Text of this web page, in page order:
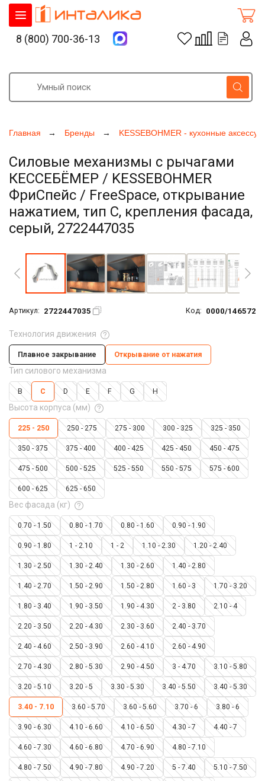
Главная Бренды KESSEBOHMER - кухонные
Силовые механизмы с рычагами
КЕССЕБЁМЕР / KESSEBOHMER
ФриСпейс / FreeSpace, открывание
нажатием, тип C, крепления фасада,
серый, 2722447035
Артикул: 2722447035 Код: 0000/146572
Технология движения
Плавное закрывание Открывание от нажатия
Тип силового механизма
B C D E F G H
Высота корпуса (мм)
225 - 250 250 - 275 275 - 300 300 - 325 325 - 350
350 - 375 375 - 400 400 - 425 425 - 450 450 - 475
475 - 500 500 - 525 525 - 550 550 - 575 575 - 600
600 - 625 625 - 650
Вес фасада (кг)
0.70 - 1.50 0.80 - 1.70 0.80 - 1.60 0.90 - 1.90
0.90 - 1.80 1 - 2.10 1 - 2 1.10 - 2.30 1.20 - 2.40
1.30 - 2.50 1.30 - 2.40 1.30 - 2.60 1.40 - 2.80
1.40 - 2.70 1.50 - 2.90 1.50 - 2.80 1.60 - 3 1.70 - 3.20
1.80 - 3.40 1.90 - 3.50 1.90 - 4.30 2 - 3.80 2.10 - 4
2.20 - 3.50 2.20 - 4.30 2.30 - 3.60 2.40 - 3.70
2.40 - 4.60 2.50 - 3.90 2.60 - 4.10 2.60 - 4.90
2.70 - 4.30 2.80 - 5.30 2.90 - 4.50 3 - 4.70 3.10 - 5.80
3.20 - 5.10 3.20 - 5 3.30 - 5.30 3.40 - 5.50 3.40 - 5.30
3.40 - 7.10 3.60 - 5.70 3.60 - 5.60 3.70 - 6 3.80 - 6
3.90 - 6.30 4.10 - 6.60 4.10 - 6.50 4.30 - 7 4.40 - 7
4.60 - 7.30 4.60 - 6.80 4.70 - 6.90 4.80 - 7.10
4.80 - 7.50 4.90 - 7.80 4.90 - 7.20 5 - 7.40 5.10 - 7.50
8 (800) 700-36-13